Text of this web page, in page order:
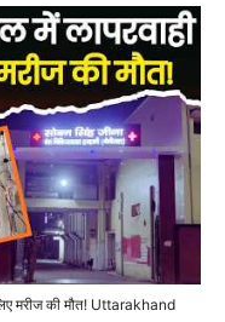
लिए मरीज की मौत! Uttarakhand